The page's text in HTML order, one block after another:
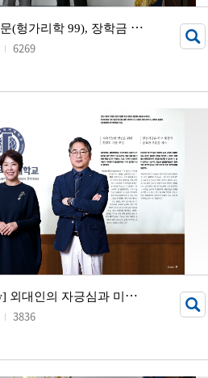
정
영오(Luke Jung) 동문(헝가리학 99), 장학금 기부 서명식 개최
6269
[
대외협력처 Interview] 외대인의 자긍심과 미래에 대한 투자
3836